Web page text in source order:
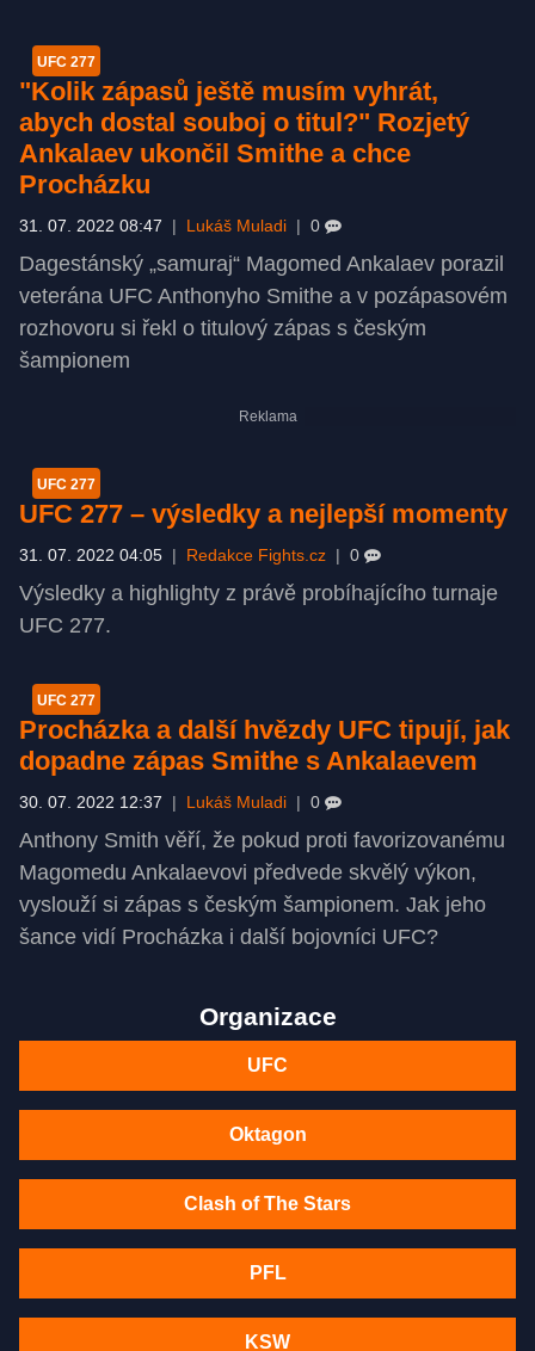
UFC 277
"Kolik zápasů ještě musím vyhrát,
abych dostal souboj o titul?" Rozjetý
Ankalaev ukončil Smithe a chce
Procházku
31. 07. 2022 08:47 Lukáš Muladi 0
Dagestánský „samuraj“ Magomed Ankalaev porazil
veterána UFC Anthonyho Smithe a v pozápasovém
rozhovoru si řekl o titulový zápas s českým
šampionem
UFC 277
UFC 277 –⁠ výsledky a nejlepší momenty
31. 07. 2022 04:05 Redakce Fights.cz 0
Výsledky a highlighty z právě probíhajícího turnaje
UFC 277.
UFC 277
Procházka a další hvězdy UFC tipují, jak
dopadne zápas Smithe s Ankalaevem
30. 07. 2022 12:37 Lukáš Muladi 0
Anthony Smith věří, že pokud proti favorizovanému
Magomedu Ankalaevovi předvede skvělý výkon,
vyslouží si zápas s českým šampionem. Jak jeho
šance vidí Procházka i další bojovníci UFC?
Organizace
UFC
Oktagon
Clash of The Stars
PFL
KSW